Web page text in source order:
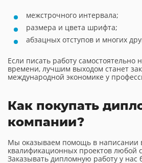
межстрочного интервала;
размера и цвета шрифта;
абзацных отступов и многих
Если писать работу самостоятельно
времени, лучшим выходом станет
международной экономике у
Как покупать
компании?
Мы оказываем помощь в написании
квалификационных проектов любой
Заказывать дипломную работу у нас